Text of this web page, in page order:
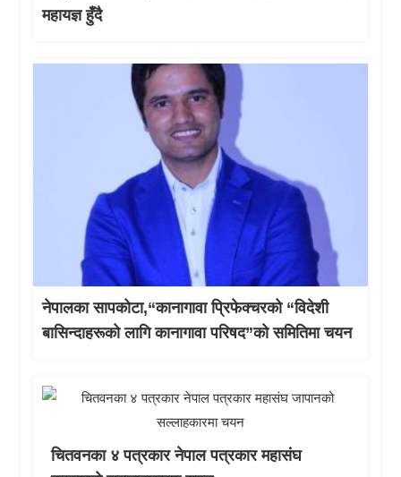
महायज्ञ हुँदै
नेपालका सापकोटा,“कानागावा प्रिफेक्चरको “विदेशी
बासिन्दाहरूको लागि कानागावा परिषद”को समितिमा चयन
चितवनका ४ पत्रकार नेपाल पत्रकार महासंघ